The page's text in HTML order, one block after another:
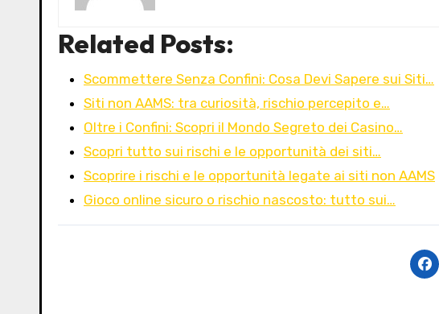
Related Posts:
Scommettere Senza Confini: Cosa Devi Sapere sui Siti…
Siti non AAMS: tra curiosità, rischio percepito e…
Oltre i Confini: Scopri il Mondo Segreto dei Casino…
Scopri tutto sui rischi e le opportunità dei siti…
Scoprire i rischi e le opportunità legate ai siti non AAMS
Gioco online sicuro o rischio nascosto: tutto sui…